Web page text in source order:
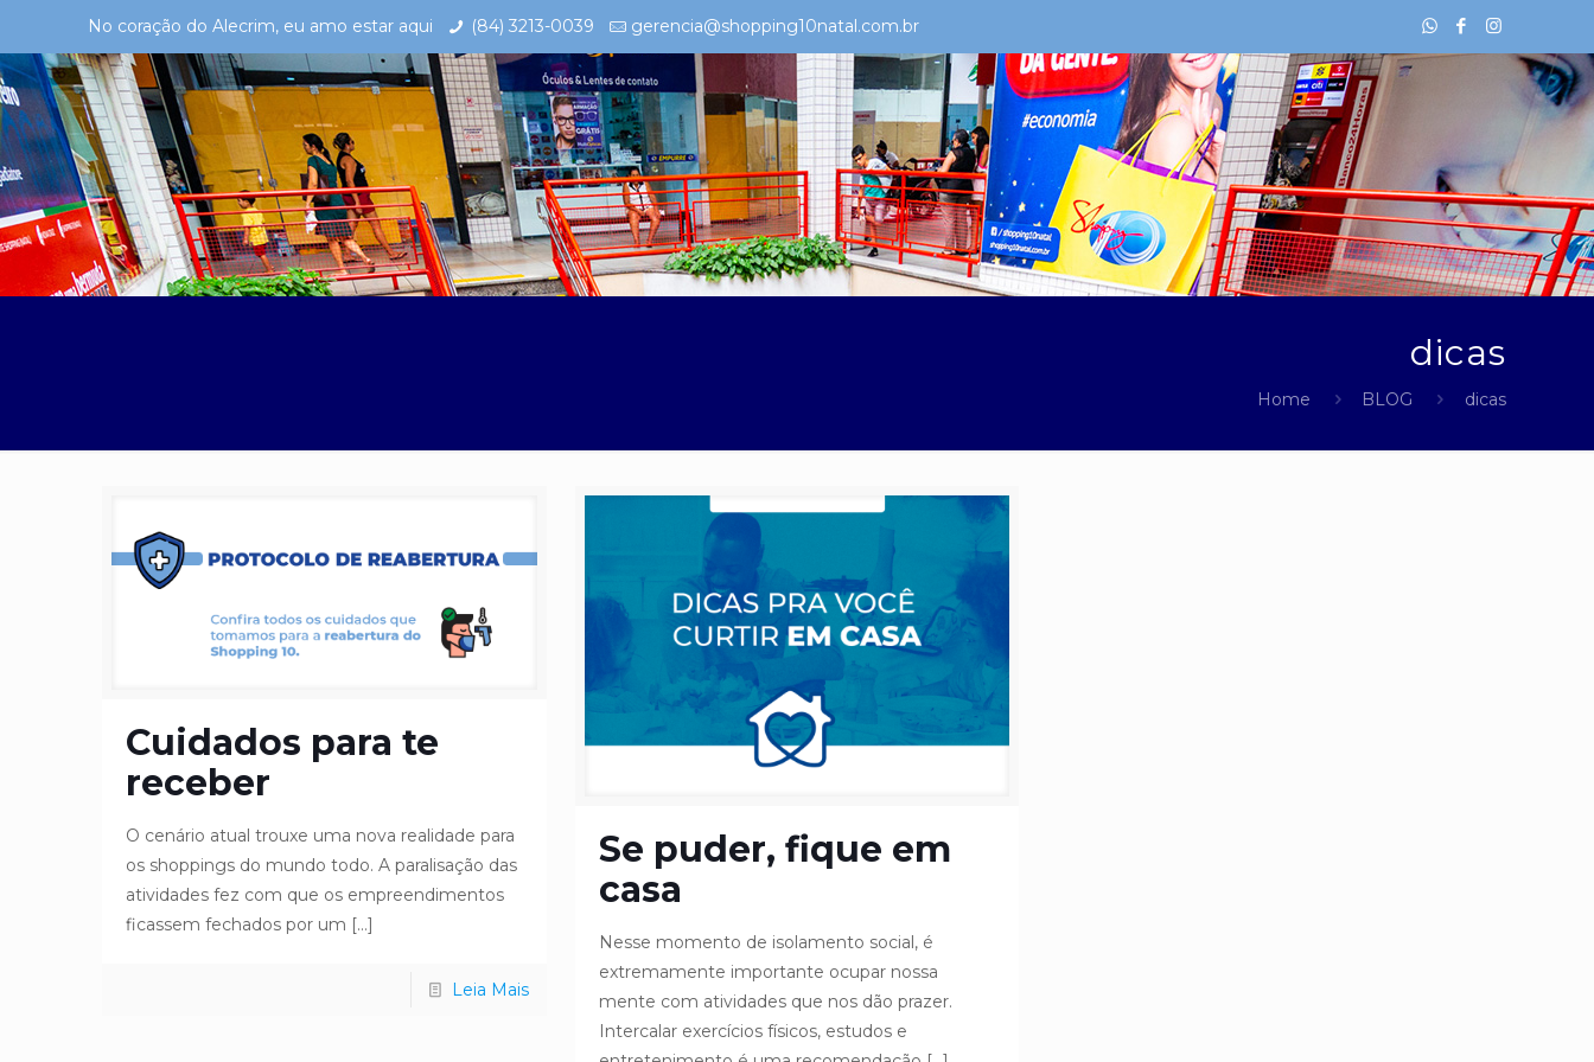
No coração do Alecrim, eu amo estar aqui (84) 3213-0039 gerencia@shopping10natal.com.br
dicas
Home BLOG dicas
Cuidados para te
receber
O cenário atual trouxe uma nova realidade para
os shoppings do mundo todo. A paralisação das
atividades fez com que os empreendimentos
ficassem fechados por um […]
Leia Mais
Se puder, fique em
casa
Nesse momento de isolamento social, é
extremamente importante ocupar nossa
mente com atividades que nos dão prazer.
Intercalar exercícios físicos, estudos e